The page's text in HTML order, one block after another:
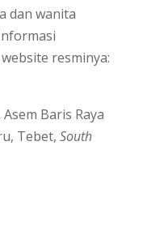
dan wanita
resminya:
Baris Raya
Tebet, South